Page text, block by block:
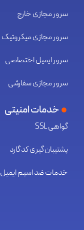
سرور مجازی خارج
سرور مجازی میکروتیک
سرور ایمیل اختصاصی
سرور مجازی سفارشی
خدمات امنیتی
گواهی SSL
پشتیبان گیری کد گارد
خدمات ضد اسپم ایمیل